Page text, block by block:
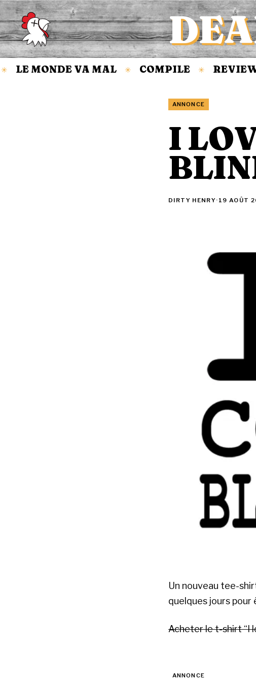
Accueil
LE MONDE VA MAL ✳ COMPILE ✳ REVIEW
ANNONCE
I
DIRTY HENRY· 19 AOÛT
Un nouveau tee-
quelques jours
Acheter le t-shirt “I
ANNONCE